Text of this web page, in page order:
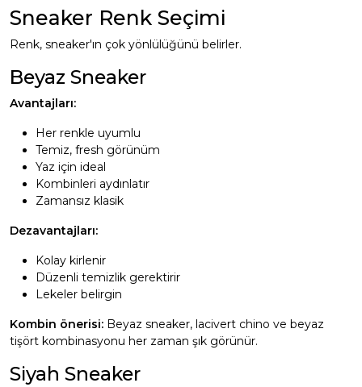
Sneaker Renk Seçimi
Renk, sneaker'ın çok yönlülüğünü belirler.
Beyaz Sneaker
Avantajları:
Her renkle uyumlu
Temiz, fresh görünüm
Yaz için ideal
Kombinleri aydınlatır
Zamansız klasik
Dezavantajları:
Kolay kirlenir
Düzenli temizlik gerektirir
Lekeler belirgin
Kombin önerisi: Beyaz sneaker, lacivert chino ve beyaz
tişört kombinasyonu her zaman şık görünür.
Siyah Sneaker